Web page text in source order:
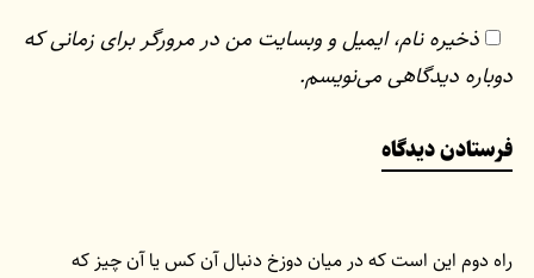
ذخیره نام، ایمیل و وبسایت من در مرورگر برای زمانی که
دوباره دیدگاهی می‌نویسم.
راه دوم این است که در میان دوزخ دنبال آن کس یا آن چیز که